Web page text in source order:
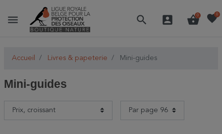
menu search account_box shopping_basket
0 favorite0
Accueil Livres & papeterie Mini-guides
Mini-guides